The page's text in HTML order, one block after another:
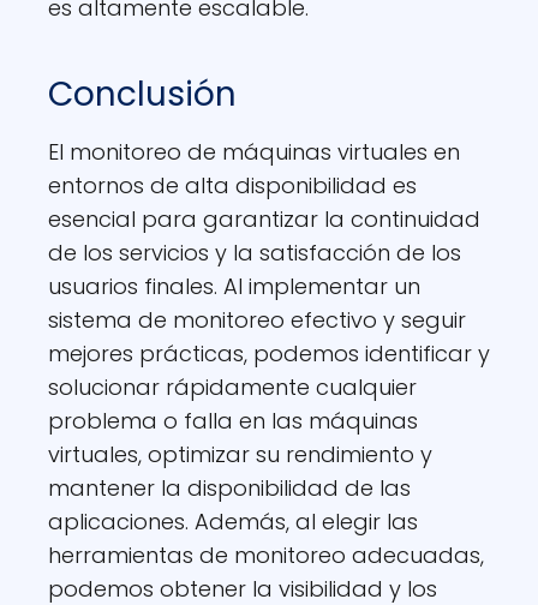
es altamente escalable.
Conclusión
El monitoreo de máquinas virtuales en
entornos de alta disponibilidad es
esencial para garantizar la continuidad
de los servicios y la satisfacción de los
usuarios finales. Al implementar un
sistema de monitoreo efectivo y seguir
mejores prácticas, podemos identificar y
solucionar rápidamente cualquier
problema o falla en las máquinas
virtuales, optimizar su rendimiento y
mantener la disponibilidad de las
aplicaciones. Además, al elegir las
herramientas de monitoreo adecuadas,
podemos obtener la visibilidad y los